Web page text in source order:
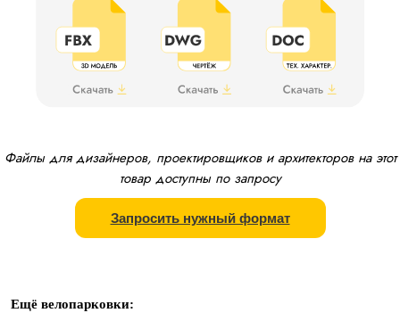
Файлы для дизайнеров, проектировщиков и архитекторов на этот
товар доступны по запросу
Запросить нужный формат
Ещё велопарковки: